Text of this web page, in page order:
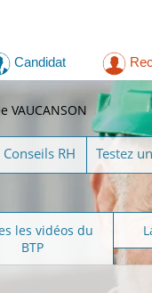
Candidat
VAUCANSON
Conseils RH Testez
les vidéos du
BTP